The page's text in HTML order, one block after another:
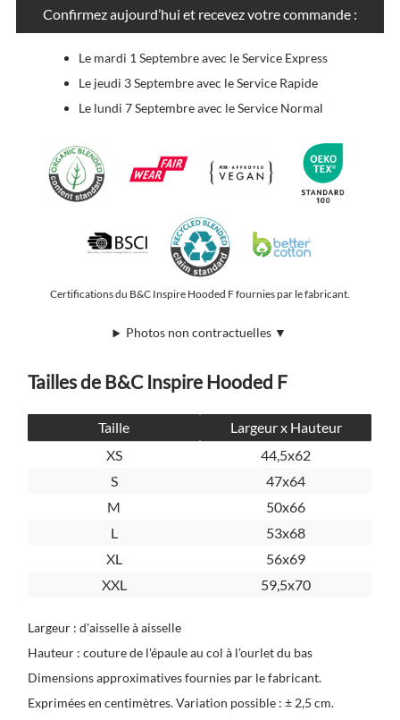
Confirmez aujourd’hui et recevez votre commande :
Le mardi 1 Septembre avec le Service Express
Le jeudi 3 Septembre avec le Service Rapide
Le lundi 7 Septembre avec le Service Normal
Certifications du B&C Inspire Hooded F fournies par le fabricant.
Photos non contractuelles ▼
Tailles de B&C Inspire Hooded F
Taille
Largeur x Hauteur
XS
44,5x62
S
47x64
M
50x66
L
53x68
XL
56x69
XXL
59,5x70
Largeur : d'aisselle à aisselle
Hauteur : couture de l'épaule au col à l'ourlet du bas
Dimensions approximatives fournies par le fabricant.
Exprimées en centimètres. Variation possible : ± 2,5 cm.